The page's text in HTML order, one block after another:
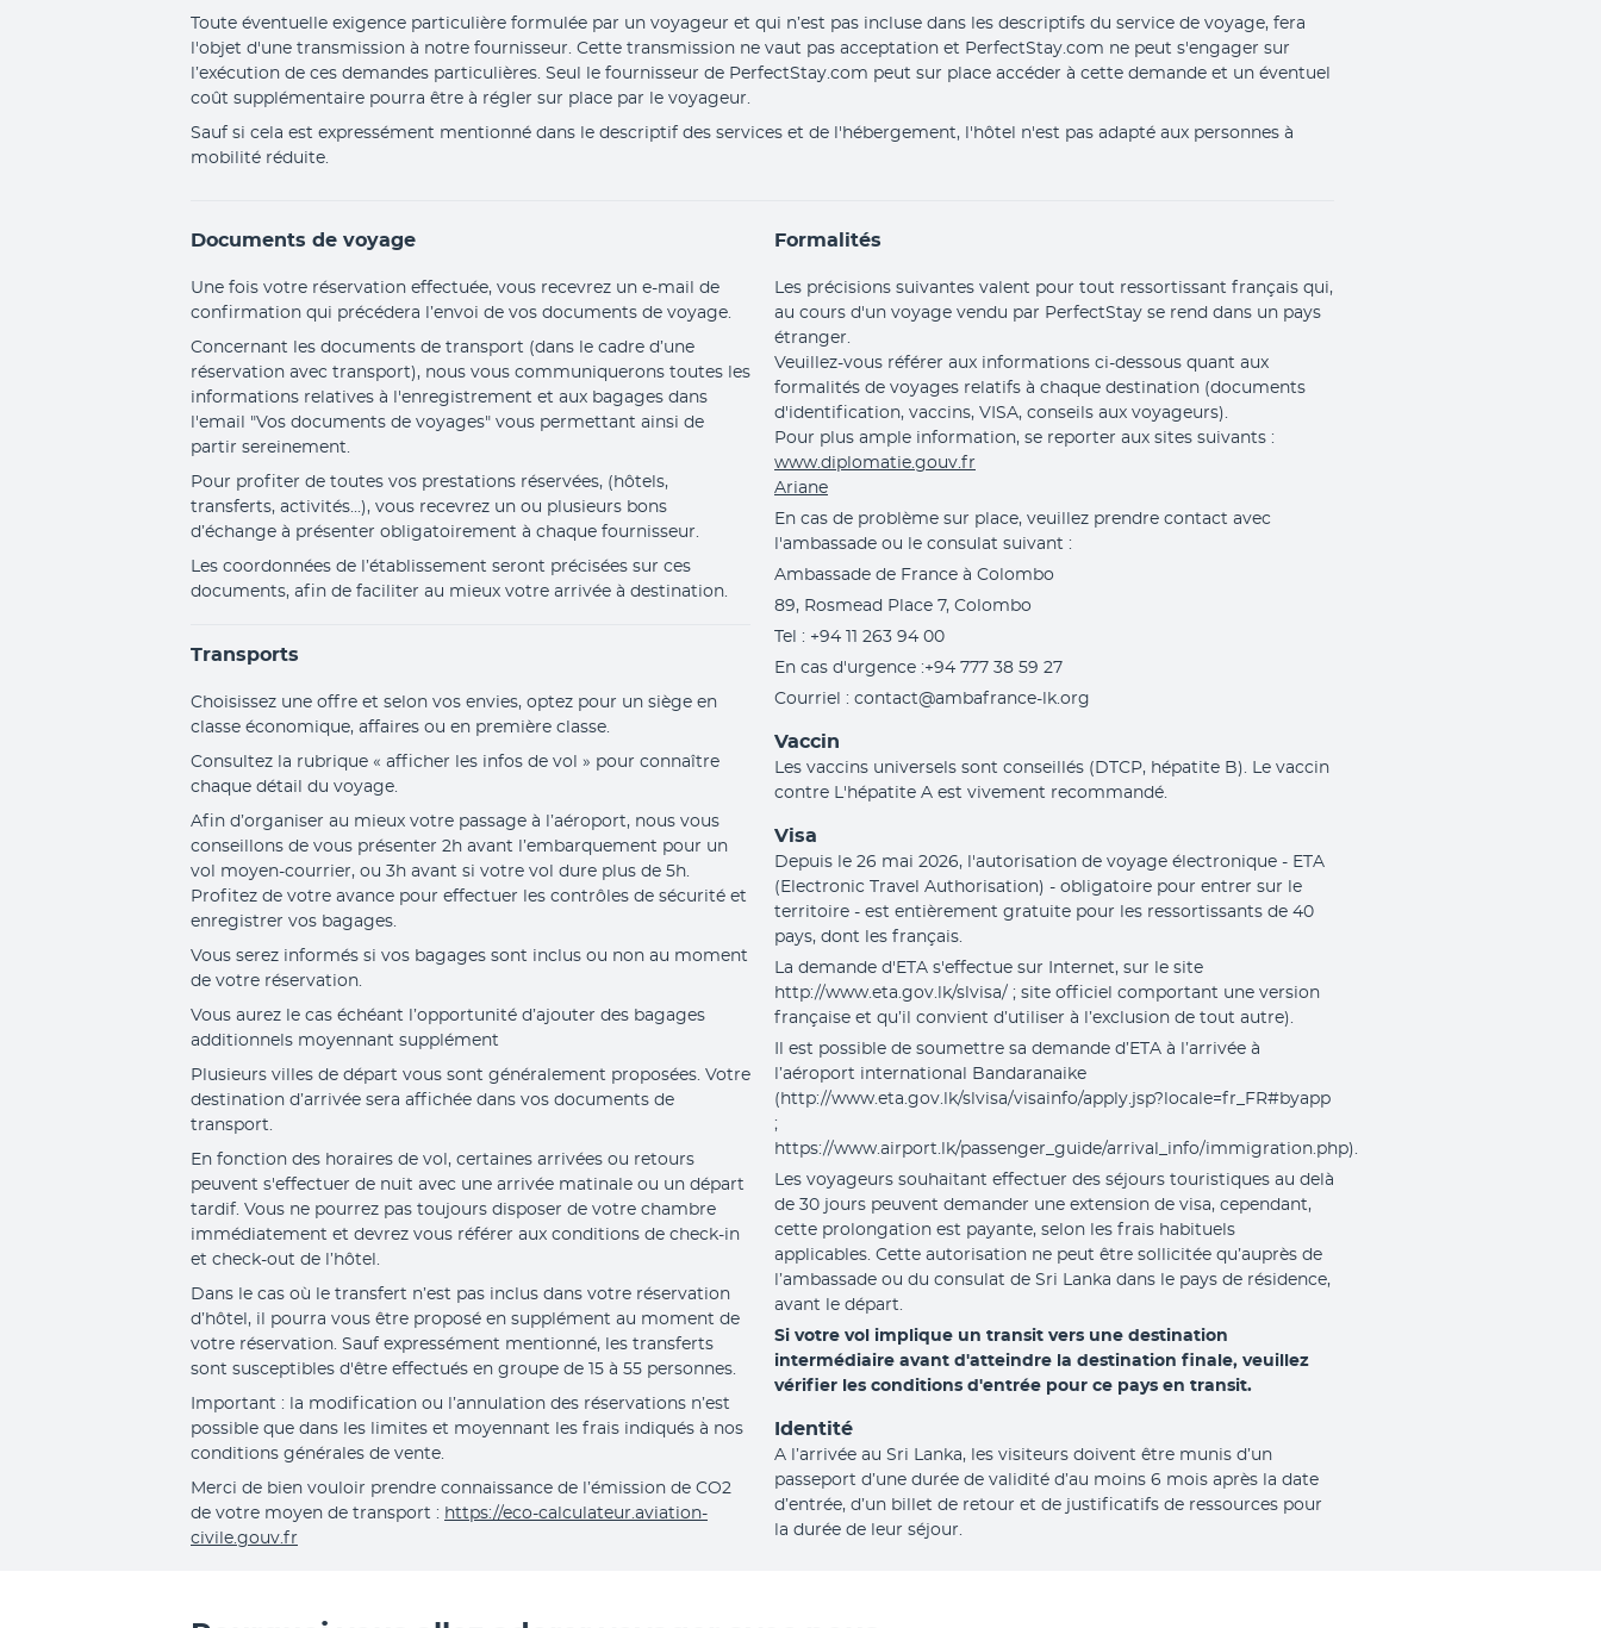
Toute éventuelle exigence particulière formulée par un voyageur et qui n’est pas incluse dans les descriptifs du service de voyage, fera
l'objet d'une transmission à notre fournisseur. Cette transmission ne vaut pas acceptation et PerfectStay.com ne peut s'engager sur
l’exécution de ces demandes particulières. Seul le fournisseur de PerfectStay.com peut sur place accéder à cette demande et un éventuel
coût supplémentaire pourra être à régler sur place par le voyageur.
Sauf si cela est expressément mentionné dans le descriptif des services et de l'hébergement, l'hôtel n'est pas adapté aux personnes à
mobilité réduite.
Documents de voyage
Une fois votre réservation effectuée, vous recevrez un e-mail de
confirmation qui précédera l’envoi de vos documents de voyage.
Concernant les documents de transport (dans le cadre d’une
réservation avec transport), nous vous communiquerons toutes les
informations relatives à l'enregistrement et aux bagages dans
l'email "Vos documents de voyages" vous permettant ainsi de
partir sereinement.
Pour profiter de toutes vos prestations réservées, (hôtels,
transferts, activités...), vous recevrez un ou plusieurs bons
d’échange à présenter obligatoirement à chaque fournisseur.
Les coordonnées de l’établissement seront précisées sur ces
documents, afin de faciliter au mieux votre arrivée à destination.
Transports
Choisissez une offre et selon vos envies, optez pour un siège en
classe économique, affaires ou en première classe.
Consultez la rubrique « afficher les infos de vol » pour connaître
chaque détail du voyage.
Afin d’organiser au mieux votre passage à l’aéroport, nous vous
conseillons de vous présenter 2h avant l’embarquement pour un
vol moyen-courrier, ou 3h avant si votre vol dure plus de 5h.
Profitez de votre avance pour effectuer les contrôles de sécurité et
enregistrer vos bagages.
Vous serez informés si vos bagages sont inclus ou non au moment
de votre réservation.
Vous aurez le cas échéant l’opportunité d’ajouter des bagages
additionnels moyennant supplément
Plusieurs villes de départ vous sont généralement proposées. Votre
destination d’arrivée sera affichée dans vos documents de
transport.
En fonction des horaires de vol, certaines arrivées ou retours
peuvent s'effectuer de nuit avec une arrivée matinale ou un départ
tardif. Vous ne pourrez pas toujours disposer de votre chambre
immédiatement et devrez vous référer aux conditions de check-in
et check-out de l’hôtel.
Dans le cas où le transfert n’est pas inclus dans votre réservation
d’hôtel, il pourra vous être proposé en supplément au moment de
votre réservation. Sauf expressément mentionné, les transferts
sont susceptibles d'être effectués en groupe de 15 à 55 personnes.
Important : la modification ou l’annulation des réservations n’est
possible que dans les limites et moyennant les frais indiqués à nos
conditions générales de vente.
Merci de bien vouloir prendre connaissance de l’émission de CO2
de votre moyen de transport : https://eco-calculateur.aviation-
civile.gouv.fr
Formalités
Les précisions suivantes valent pour tout ressortissant français qui,
au cours d'un voyage vendu par PerfectStay se rend dans un pays
étranger.
Veuillez-vous référer aux informations ci-dessous quant aux
formalités de voyages relatifs à chaque destination (documents
d'identification, vaccins, VISA, conseils aux voyageurs).
Pour plus ample information, se reporter aux sites suivants :
www.diplomatie.gouv.fr
Ariane
En cas de problème sur place, veuillez prendre contact avec
l'ambassade ou le consulat suivant :
Ambassade de France à Colombo
89, Rosmead Place 7, Colombo
Tel : +94 11 263 94 00
En cas d'urgence :+94 777 38 59 27
Courriel : contact@ambafrance-lk.org
Vaccin
Les vaccins universels sont conseillés (DTCP, hépatite B). Le vaccin
contre L'hépatite A est vivement recommandé.
Visa
Depuis le 26 mai 2026, l'autorisation de voyage électronique - ETA
(Electronic Travel Authorisation) - obligatoire pour entrer sur le
territoire - est entièrement gratuite pour les ressortissants de 40
pays, dont les français.
La demande d'ETA s'effectue sur Internet, sur le site
http://www.eta.gov.lk/slvisa/ ; site officiel comportant une version
française et qu’il convient d’utiliser à l’exclusion de tout autre).
Il est possible de soumettre sa demande d’ETA à l’arrivée à
l’aéroport international Bandaranaike
(http://www.eta.gov.lk/slvisa/visainfo/apply.jsp?locale=fr_FR#byapp
;
https://www.airport.lk/passenger_guide/arrival_info/immigration.php).
Les voyageurs souhaitant effectuer des séjours touristiques au delà
de 30 jours peuvent demander une extension de visa, cependant,
cette prolongation est payante, selon les frais habituels
applicables. Cette autorisation ne peut être sollicitée qu’auprès de
l’ambassade ou du consulat de Sri Lanka dans le pays de résidence,
avant le départ.
Si votre vol implique un transit vers une destination
intermédiaire avant d'atteindre la destination finale, veuillez
vérifier les conditions d'entrée pour ce pays en transit.
Identité
A l’arrivée au Sri Lanka, les visiteurs doivent être munis d’un
passeport d’une durée de validité d’au moins 6 mois après la date
d’entrée, d’un billet de retour et de justificatifs de ressources pour
la durée de leur séjour.